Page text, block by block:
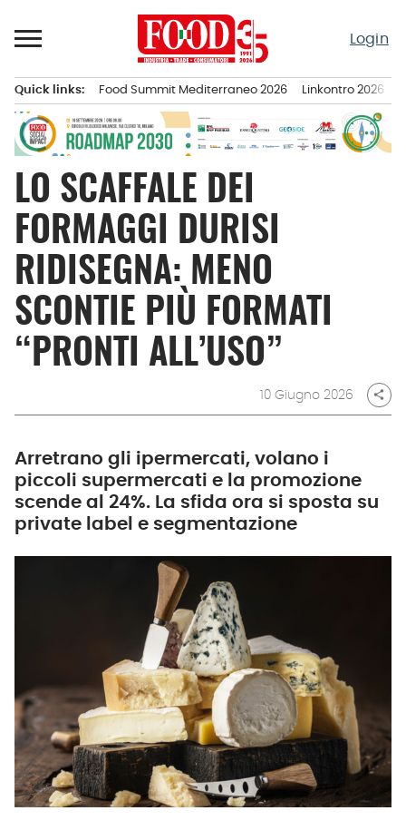
al
Login
principale
Quick links: Food Summit Mediterraneo 2026 Linkontro 2026
LO SCAFFALE DEI
FORMAGGI DURISI
RIDISEGNA: MENO
SCONTIE PIÙ FORMATI
“PRONTI ALL’USO”
10 Giugno 2026 share
Arretrano gli ipermercati, volano i
piccoli supermercati e la promozione
scende al 24%. La sfida ora si sposta su
private label e segmentazione